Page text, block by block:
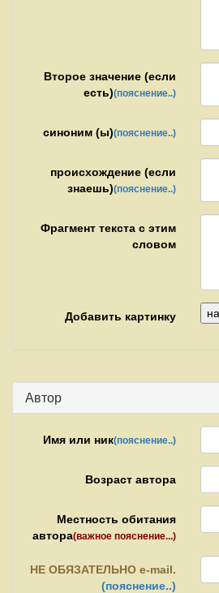
Второе значение (если
есть)(пояснение..)
синоним (ы)(пояснение..)
происхождение (если
знаешь)(пояснение..)
Фрагмент текста с этим
словом
Добавить картинку
Автор
Имя или ник(пояснение..)
Возраст автора
Местность обитания
автора(важное пояснение...)
НЕ ОБЯЗАТЕЛЬНО e-mail.
(пояснение..)